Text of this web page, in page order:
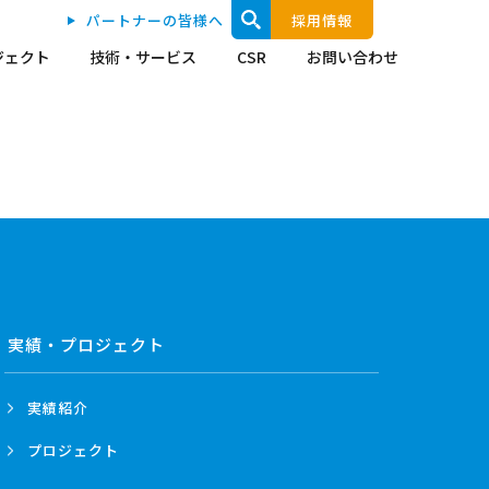
クト 技術・サービス CSR お問い合わせ
パートナーの皆様へ 採用情報
実績・プロジェクト
実績紹介
プロジェクト